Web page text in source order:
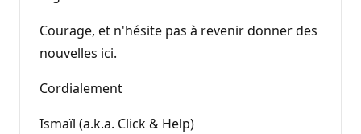
Courage, et n'hésite pas à revenir donner des
nouvelles ici.
Cordialement
Ismaïl (a.k.a. Click & Help)